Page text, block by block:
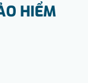
HIỂM